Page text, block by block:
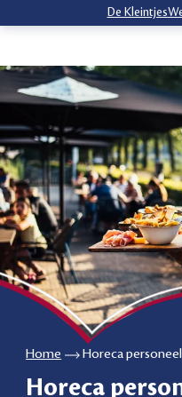
De
Home Horeca
Horeca